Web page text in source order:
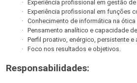
· Experiência profissional em gestão
· Experiência profissional em funções
· Conhecimento de informática na
· Pensamento analítico e capacidade
· Perfil proativo, enérgico, persistente e
· Foco nos resultados e objetivos.
Responsabilidades: